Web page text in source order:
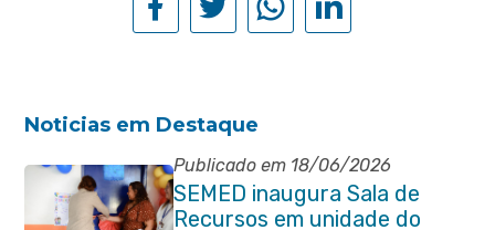
Noticias em Destaque
Publicado em 18/06/2026
SEMED inaugura Sala de
Recursos em unidade do